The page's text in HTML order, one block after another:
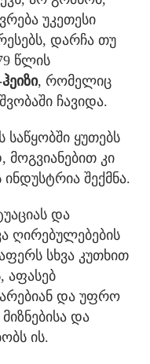
უკეთესი
დარჩა თუ
წლის
, რომელიც
ჩავიდა.
საწყობში ყუთებს
მოგვიანებით კი
შექმნა.
და
ღირებულებების
სხვა კუთხით
აფასებ
და უფრო
და
ის.